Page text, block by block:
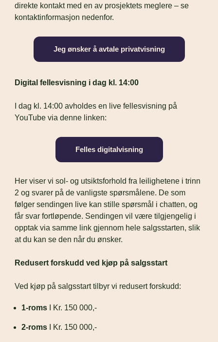
direkte kontakt med en av prosjektets meglere – se
kontaktinformasjon nedenfor.
Jeg ønsker å avtale privatvisning
Digital fellesvisning i dag kl. 14:00
I dag kl. 14:00 avholdes en live fellesvisning på
YouTube via denne linken:
Felles digitalvisning
Her viser vi sol- og utsiktsforhold fra leilighetene i trinn
2 og svarer på de vanligste spørsmålene. De som
følger sendingen live kan stille spørsmål i chatten, og
får svar fortløpende. Sendingen vil være tilgjengelig i
opptak via samme link gjennom hele salgsstarten, slik
at du kan se den når du ønsker.
Redusert forskudd ved kjøp på salgsstart
Ved kjøp på salgsstart tilbyr vi redusert forskudd:
1-roms I Kr. 150 000,-
2-roms I Kr. 150 000,-